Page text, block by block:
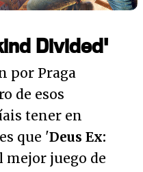
Divided'
por Praga
de esos
tener en
que 'Deus Ex:
mejor juego de